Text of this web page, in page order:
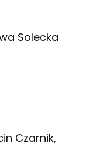
Solecka
Czarnik,